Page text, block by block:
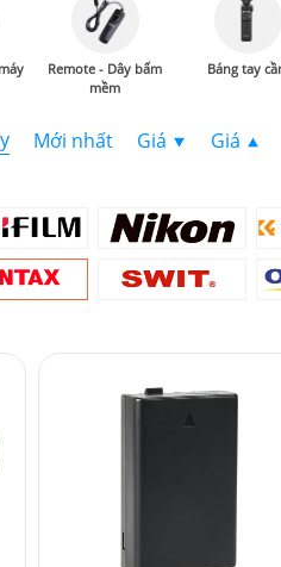
Remote - Dây bấm
mềm
Báng tay
Mới nhất Giá Giá